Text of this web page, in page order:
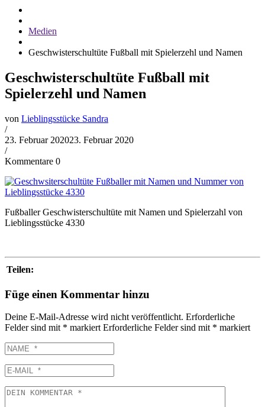
Medien
Geschwisterschultüte Fußball mit Spielerzehl und Namen
Geschwisterschultüte Fußball mit
Spielerzehl und Namen
von Lieblingsstücke Sandra
/
23. Februar 202023. Februar 2020
/
Kommentare 0
Fußballer Geschwisterschultüte mit Namen und Spielerzahl von
Lieblingsstücke 4330
Teilen:
Füge einen Kommentar hinzu
Deine E-Mail-Adresse wird nicht veröffentlicht. Erforderliche
Felder sind mit * markiert Erforderliche Felder sind mit * markiert